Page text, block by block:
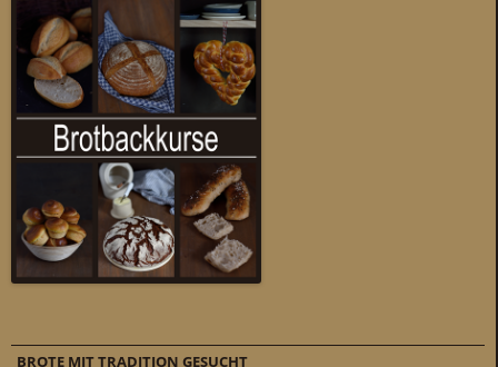
BROTE MIT TRADITION GESUCHT